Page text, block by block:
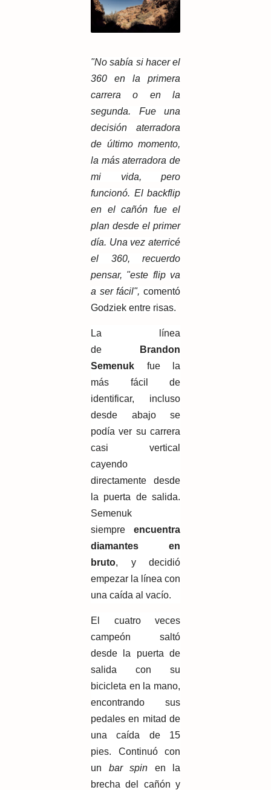
"No sabía si hacer el
360 en la primera
carrera o en la
segunda. Fue una
decisión aterradora
de último momento,
la más aterradora de
mi vida, pero
funcionó. El backflip
en el cañón fue el
plan desde el primer
día. Una vez aterricé
el 360, recuerdo
pensar, "este flip va
a ser fácil", comentó
Godziek entre risas.
La línea
de
Brandon
Semenuk fue la
más fácil de
identificar, incluso
desde abajo se
podía ver su carrera
casi vertical
cayendo
directamente desde
la puerta de salida.
Semenuk
siempre encuentra
diamantes en
bruto, y decidió
empezar la línea con
una caída al vacío.
El cuatro veces
campeón saltó
desde la puerta de
salida con su
bicicleta en la mano,
encontrando sus
pedales en mitad de
una caída de 15
pies. Continuó con
un bar spin en la
brecha del cañón y